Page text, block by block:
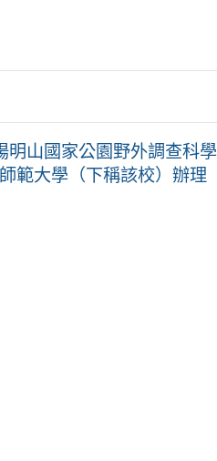
明山國家公園野外調查科
範大學（下稱該校）辦理